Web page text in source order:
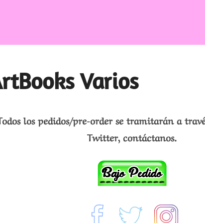
Varios
los pedidos/pre-order se tramitarán a
Twitter, contáctanos.